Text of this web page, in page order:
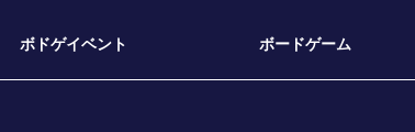
ボドゲイベント ボードゲーム